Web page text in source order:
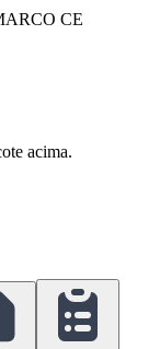
CE
acima.